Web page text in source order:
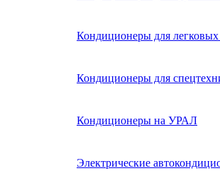
Кондиционеры для
Кондиционеры для
Кондиционеры на УРАЛ
Электрические